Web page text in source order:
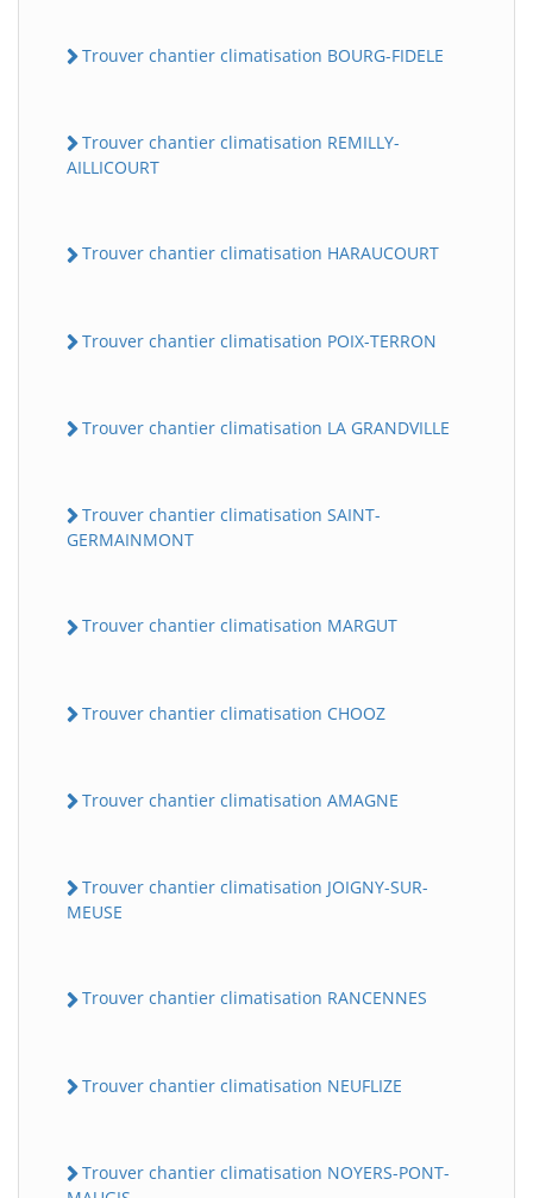
Trouver chantier climatisation BOURG-FIDELE
Trouver chantier climatisation REMILLY-
AILLICOURT
Trouver chantier climatisation HARAUCOURT
Trouver chantier climatisation POIX-TERRON
Trouver chantier climatisation LA GRANDVILLE
Trouver chantier climatisation SAINT-
GERMAINMONT
Trouver chantier climatisation MARGUT
Trouver chantier climatisation CHOOZ
Trouver chantier climatisation AMAGNE
Trouver chantier climatisation JOIGNY-SUR-
MEUSE
Trouver chantier climatisation RANCENNES
Trouver chantier climatisation NEUFLIZE
Trouver chantier climatisation NOYERS-PONT-